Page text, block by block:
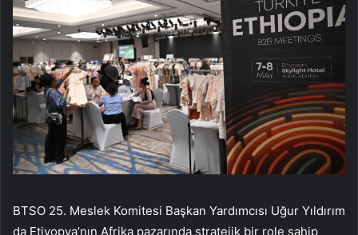
BTSO 25. Meslek Komitesi Başkan Yardımcısı Uğur Yıldırım
da Etiyopya’nın Afrika pazarında stratejik bir role sahip